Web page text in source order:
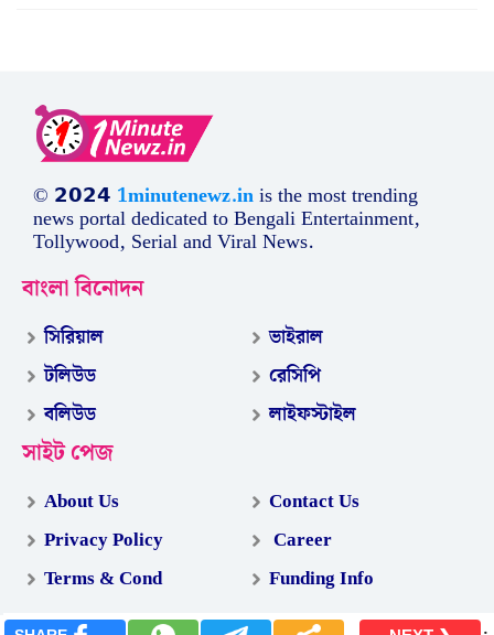
© 𝟮𝟬𝟮𝟰 1minutenewz.inis the most trending
news portal dedicated to Bengali Entertainment,
Tollywood, Serial and Viral News.
বাংলা বিনোদন
সিরিয়াল
টলিউড
বলিউড
ভাইরাল
রেসিপি
লাইফস্টাইল
সাইট পেজ
About Us
Privacy Policy
Terms & Cond
Contact Us
Career
Funding Info
.